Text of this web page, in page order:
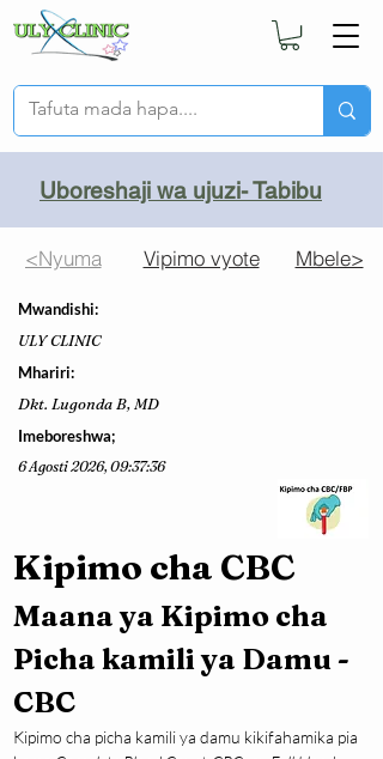
Uboreshaji wa ujuzi- Tabibu
<Nyuma Vipimo vyote Mbele>
Mwandishi:
ULY CLINIC
Mhariri:
Dkt. Lugonda B, MD
Imeboreshwa;
6 Agosti 2026, 09:37:36
Kipimo cha CBC
Maana ya Kipimo cha
Picha kamili ya Damu -
CBC
Kipimo cha picha kamili ya damu kikifahamika pia